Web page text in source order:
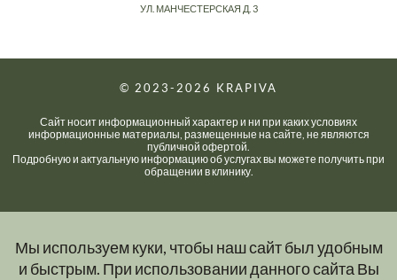
Мы используем куки, чтобы наш сайт был удобным
и быстрым. При использовании данного сайта Вы
УЛ. МАНЧЕСТЕРСКАЯ Д. 3
© 2023-2026 KRAPIVA
Сайт носит информационный характер и ни при каких условиях
информационные материалы, размещенные на сайте, не являются
публичной офертой.
Подробную и актуальную информацию об услугах вы можете получить при
обращении в клинику.